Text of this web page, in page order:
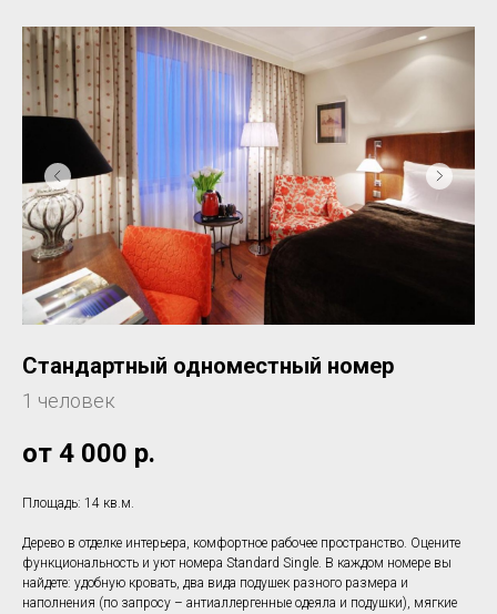
Стандартный одноместный номер
1 человек
от 4 000 р.
Площадь: 14 кв.м.
Дерево в отделке интерьера, комфортное рабочее пространство. Оцените
функциональность и уют номера Standard Single. В каждом номере вы
найдете: удобную кровать, два вида подушек разного размера и
наполнения (по запросу – антиаллергенные одеяла и подушки), мягкие